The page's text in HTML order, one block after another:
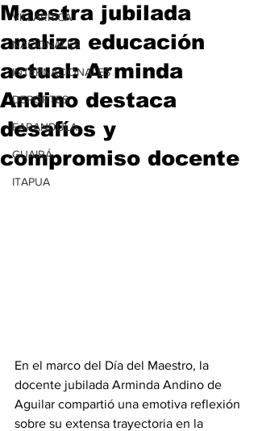
VILLARRICA
NACIONALES
INTERNACIONALES
DEPORTES
FARANDULA
GUAIRÁ
ITAPUA
Maestra jubilada
analiza educación
actual: Arminda
Andino destaca
desafíos y
compromiso docente
En el marco del Día del Maestro, la
docente jubilada Arminda Andino de
Aguilar compartió una emotiva reflexión
sobre su extensa trayectoria en la